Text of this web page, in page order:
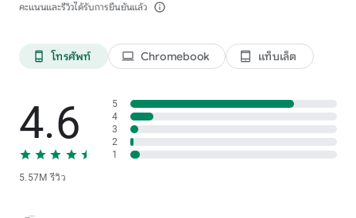
คะแนนและรีวิวได้รับการยืนยันแล้ว info_outline
phone_android โทรศัพท์ laptop Chromebook tablet_android แท็บเล็ต
4.6
5.57M รีวิว
5
4
3
2
1